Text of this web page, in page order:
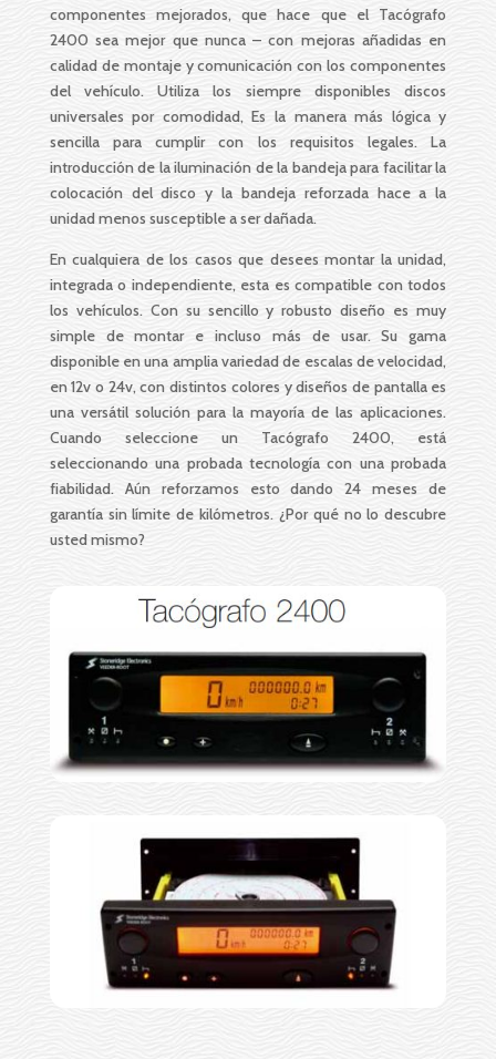
componentes mejorados, que hace que el Tacógrafo
2400 sea mejor que nunca – con mejoras añadidas en
calidad de montaje y comunicación con los componentes
del vehículo. Utiliza los siempre disponibles discos
universales por comodidad, Es la manera más lógica y
sencilla para cumplir con los requisitos legales. La
introducción de la iluminación de la bandeja para facilitar la
colocación del disco y la bandeja reforzada hace a la
unidad menos susceptible a ser dañada.
En cualquiera de los casos que desees montar la unidad,
integrada o independiente, esta es compatible con todos
los vehículos. Con su sencillo y robusto diseño es muy
simple de montar e incluso más de usar. Su gama
disponible en una amplia variedad de escalas de velocidad,
en 12v o 24v, con distintos colores y diseños de pantalla es
una versátil solución para la mayoría de las aplicaciones.
Cuando seleccione un Tacógrafo 2400, está
seleccionando una probada tecnología con una probada
fiabilidad. Aún reforzamos esto dando 24 meses de
garantía sin límite de kilómetros. ¿Por qué no lo descubre
usted mismo?